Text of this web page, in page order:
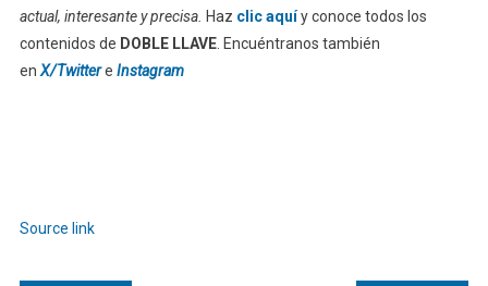
actual, interesante y precisa. Haz clic aquíy conoce todos los
contenidos de DOBLE LLAVE. Encuéntranos también
en X/Twittere Instagram
Source link